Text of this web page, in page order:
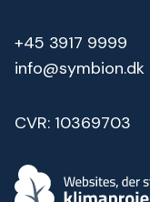
+45 3917 9999
info@symbion.dk
CVR: 10369703